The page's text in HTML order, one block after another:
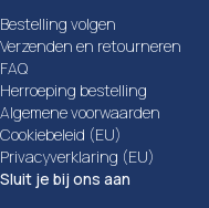
Bestelling volgen
Verzenden en retourneren
FAQ
Herroeping bestelling
Algemene voorwaarden
Cookiebeleid (EU)
Privacyverklaring (EU)
Sluit je bij ons aan